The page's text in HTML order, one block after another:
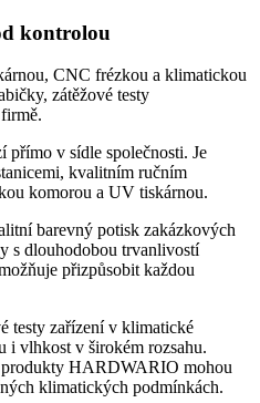
kontrolou
CNC frézkou a klimatickou
zátěžové testy
v sídle společnosti. Je
kvalitním ručním
komorou a UV tiskárnou.
barevný potisk zakázkových
s dlouhodobou trvanlivostí
přizpůsobit každou
testy zařízení v klimatické
i vlhkost v širokém rozsahu.
HARDWARIO mohou
klimatických podmínkách.